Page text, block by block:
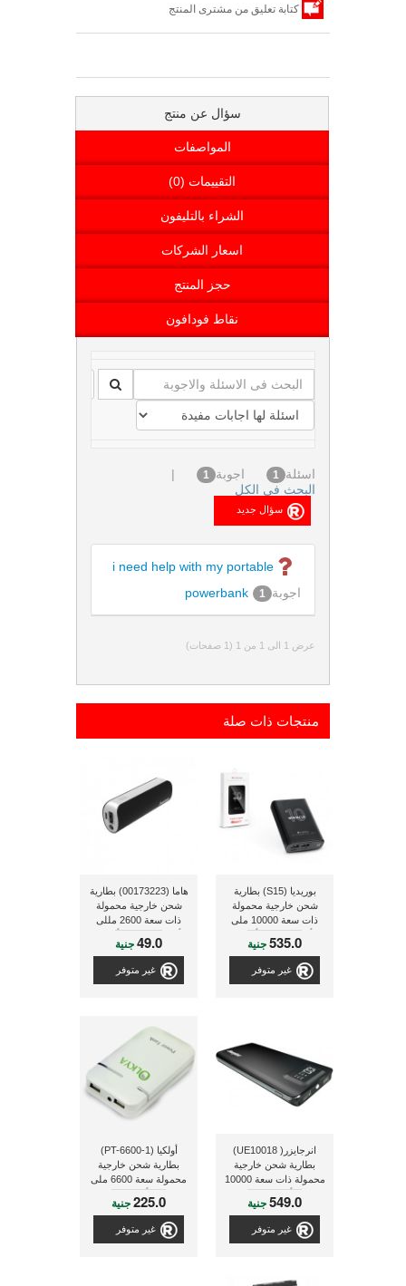
كتابة تعليق من مشترى المنتج
سؤال عن منتج
المواصفات
التقييمات (0)
الشراء بالتليفون
اسعار الشركات
حجز المنتج
نقاط فودافون
اسئلة 1 اجوبة 1
|
البحث فى الكل
i need help with my portable
powerbank
اجوبة 1
عرض 1 الى 1 من 1 (1 صفحات)
منتجات ذات صلة
بوريديا (S15) بطارية
شحن خارجية محمولة
ذات سعة 10000 ملى
أمبير, ذو لون أسود
535.0جنية
غير متوفر
هاما (00173223) بطارية
شحن خارجية محمولة
ذات سعة 2600 مللى
أمبير, ذات لون أسود/
رمادى49.0جنية
غير متوفر
انرجايزر( UE10018)
بطارية شحن خارجية
محمولة ذات سعة 10000
مللي أمبير, ذات لون
أسود
549.0جنية
غير متوفر
أولكيا (PT-6600-1)
بطارية شحن خارجية
محمولة سعة 6600 ملى
أمبير
225.0جنية
غير متوفر